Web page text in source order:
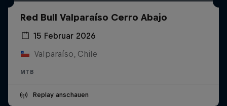
Red Bull Valparaíso Cerro Abajo
15 Februar 2026
Valparaíso, Chile
MTB
Replay anschauen